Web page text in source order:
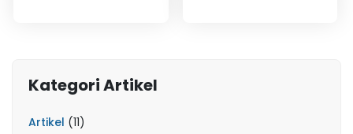
Kategori Artikel
Artikel (11)